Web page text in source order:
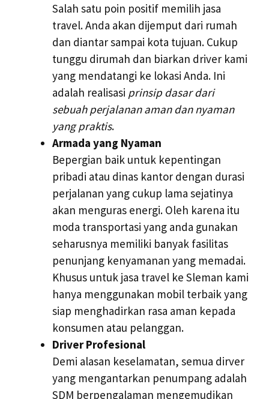
Salah satu poin positif memilih jasa
travel. Anda akan dijemput dari rumah
dan diantar sampai kota tujuan. Cukup
tunggu dirumah dan biarkan driver kami
yang mendatangi ke lokasi Anda. Ini
adalah realisasi prinsip dasar dari
sebuah perjalanan aman dan nyaman
yang praktis.
Armada yang Nyaman
Bepergian baik untuk kepentingan
pribadi atau dinas kantor dengan durasi
perjalanan yang cukup lama sejatinya
akan menguras energi. Oleh karena itu
moda transportasi yang anda gunakan
seharusnya memiliki banyak fasilitas
penunjang kenyamanan yang memadai.
Khusus untuk jasa travel ke Sleman kami
hanya menggunakan mobil terbaik yang
siap menghadirkan rasa aman kepada
konsumen atau pelanggan.
Driver Profesional
Demi alasan keselamatan, semua dirver
yang mengantarkan penumpang adalah
SDM berpengalaman mengemudikan